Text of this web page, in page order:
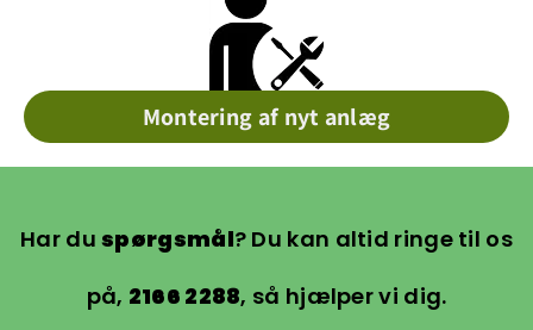
Montering af nyt anlæg
Har duspørgsmål? Du kan altid ringe til os
på, 2166 2288, så hjælper vi dig.